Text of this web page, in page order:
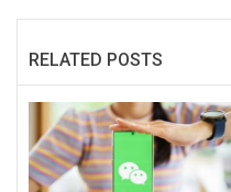
RELATED POSTS